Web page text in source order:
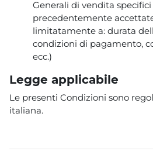
Generali di vendita
precedentemente
limitatamente a: durata
condizioni di pagamento,
ecc.)
Legge applicabile
Le presenti Condizioni sono
italiana.